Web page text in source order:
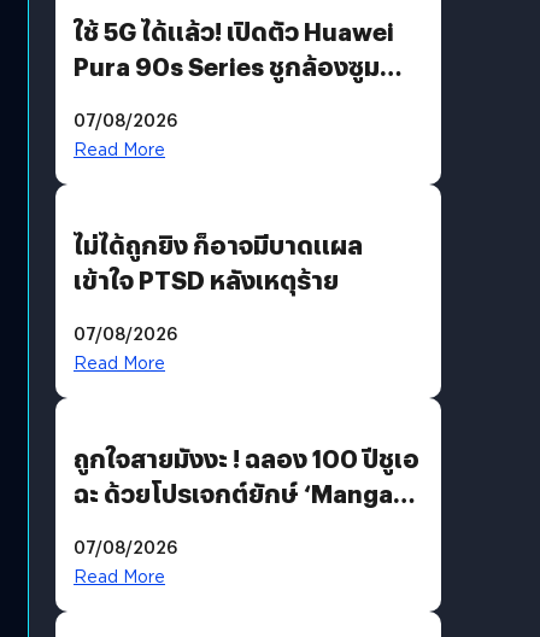
ใช้ 5G ได้แล้ว! เปิดตัว Huawei
Pura 90s Series ชูกล้องซูม
07/08/2026
Read More
ไม่ได้ถูกยิง ก็อาจมีบาดแผล
เข้าใจ PTSD หลังเหตุร้าย
07/08/2026
Read More
ถูกใจสายมังงะ ! ฉลอง 100 ปีชูเอ
ฉะ ด้วยโปรเจกต์ยักษ์ ‘Manga
มีภาษาไทยด้วย
07/08/2026
Read More